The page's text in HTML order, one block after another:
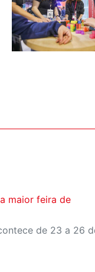
maior feira de